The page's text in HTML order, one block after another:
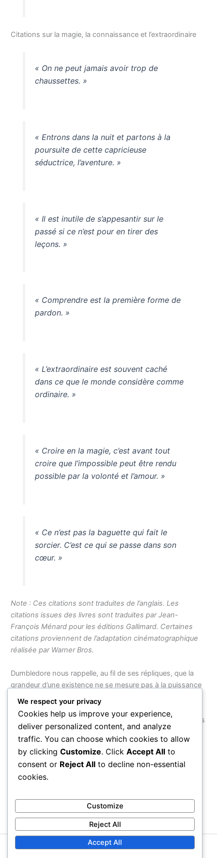
Citations sur la magie, la connaissance et l’extraordinaire
« On ne peut jamais avoir trop de
chaussettes. »
« Entrons dans la nuit et partons à la
poursuite de cette capricieuse
séductrice, l’aventure. »
« Il est inutile de s’appesantir sur le
passé si ce n’est pour en tirer des
leçons. »
« Comprendre est la première forme de
pardon. »
« L’extraordinaire est souvent caché
dans ce que le monde considère comme
ordinaire. »
« Croire en la magie, c’est avant tout
croire que l’impossible peut être rendu
possible par la volonté et l’amour. »
« Ce n’est pas la baguette qui fait le
sorcier. C’est ce qui se passe dans son
cœur. »
Note : Ces citations sont traduites de l’anglais. Les
citations issues des livres sont traduites par Jean-
François Ménard pour les éditions Gallimard. Certaines
citations proviennent de l’adaptation cinématographique
réalisée par Warner Bros.
Dumbledore nous rappelle, au fil de ses répliques, que la
grandeur d’une existence ne se mesure pas à la puissance
ou à la gloire, mais à la qualité des choix que l’on fait face à
l’adversité, et à la capacité d’aimer même lorsque cela nous
rend vulnérables. Ses mots dépassent la fiction parce qu’ils
touchent à ce que nous sommes tous : des êtres qui
cherchent leur chemin dans l’obscurité, et qui ont besoin,
de temps en temps, qu’on leur rappelle de rallumer la
lumière.
PRÉCÉDENT SUIVANT
We respect your privacy
Cookies help us improve your experience,
deliver personalized content, and analyze
traffic. You can choose which cookies to allow
by clicking Customize. Click Accept All to
consent or Reject All to decline non-essential
cookies.
Customize
Reject All
Accept All